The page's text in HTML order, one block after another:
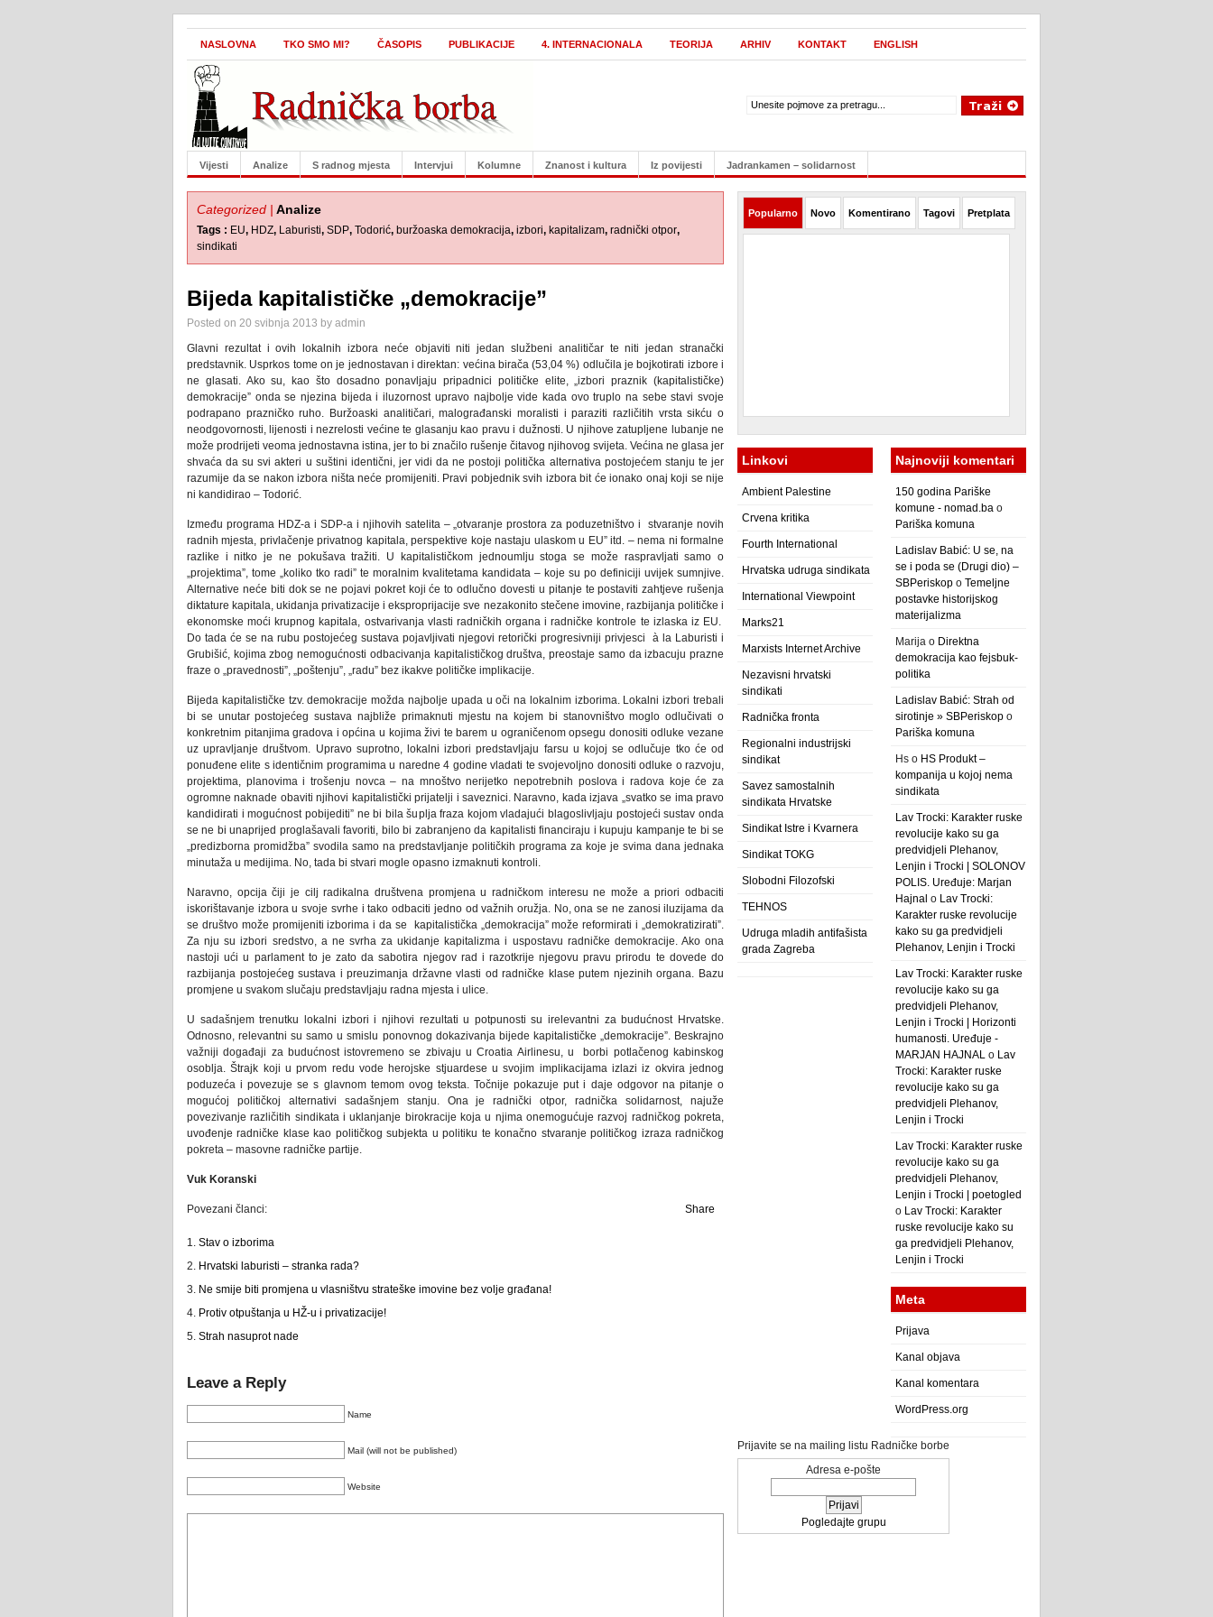
NASLOVNA TKO SMO MI? ČASOPIS PUBLIKACIJE 4. INTERNACIONALA TEORIJA ARHIV KONTAKT ENGLISH
Vijesti Analize S radnog mjesta Intervjui Kolumne Znanost i kultura Iz povijesti Jadrankamen – solidarnost
Categorized | Analize
Tags : EU, HDZ, Laburisti, SDP, Todorić, buržoaska demokracija, izbori, kapitalizam, radnički otpor,
sindikati
Bijeda kapitalističke „demokracije”
Posted on 20 svibnja 2013 by admin
Glavni rezultat i ovih lokalnih izbora neće objaviti niti jedan službeni analitičar te niti jedan stranački
predstavnik. Usprkos tome on je jednostavan i direktan: većina birača (53,04 %) odlučila je bojkotirati izbore i
ne glasati. Ako su, kao što dosadno ponavljaju pripadnici političke elite, „izbori praznik (kapitalističke)
demokracije” onda se njezina bijeda i iluzornost upravo najbolje vide kada ovo truplo na sebe stavi svoje
podrapano prazničko ruho. Buržoaski analitičari, malograđanski moralisti i paraziti različitih vrsta sikću o
neodgovornosti, lijenosti i nezrelosti većine te glasanju kao pravu i dužnosti. U njihove zatupljene lubanje ne
može prodrijeti veoma jednostavna istina, jer to bi značilo rušenje čitavog njihovog svijeta. Većina ne glasa jer
shvaća da su svi akteri u suštini identični, jer vidi da ne postoji politička alternativa postojećem stanju te jer
razumije da se nakon izbora ništa neće promijeniti. Pravi pobjednik svih izbora bit će ionako onaj koji se nije
ni kandidirao – Todorić.
Između programa HDZ-a i SDP-a i njihovih satelita – „otvaranje prostora za poduzetništvo i
stvaranje novih
radnih mjesta, privlačenje privatnog kapitala, perspektive koje nastaju ulaskom u EU” itd. – nema ni formalne
razlike i nitko je ne pokušava tražiti. U kapitalističkom jednoumlju stoga se može raspravljati samo o
„projektima”, tome „koliko tko radi” te moralnim kvalitetama kandidata – koje su po definiciji uvijek sumnjive.
Alternative neće biti dok se ne pojavi pokret koji će to odlučno dovesti u pitanje te postaviti zahtjeve rušenja
diktature kapitala, ukidanja privatizacije i eksproprijacije sve nezakonito stečene imovine, razbijanja političke i
ekonomske moći krupnog kapitala, ostvarivanja vlasti radničkih organa i radničke kontrole te izlaska iz EU.
Do tada će se na rubu postojećeg sustava pojavljivati njegovi retorički progresivniji privjesci
à la Laburisti i
Grubišić, kojima zbog nemogućnosti odbacivanja kapitalističkog društva, preostaje samo da izbacuju prazne
fraze o „pravednosti”, „poštenju”, „radu” bez ikakve političke implikacije.
Bijeda kapitalističke tzv. demokracije možda najbolje upada u oči na lokalnim izborima. Lokalni izbori trebali
bi se unutar postojećeg sustava najbliže primaknuti mjestu na kojem bi stanovništvo moglo odlučivati o
konkretnim pitanjima gradova i općina u kojima živi te barem u ograničenom opsegu donositi odluke vezane
uz upravljanje društvom. Upravo suprotno, lokalni izbori predstavljaju farsu u kojoj se odlučuje tko će od
ponuđene elite s identičnim programima u naredne 4 godine vladati te svojevoljno donositi odluke o razvoju,
projektima, planovima i trošenju novca – na mnoštvo nerijetko nepotrebnih poslova i radova koje će za
ogromne naknade obaviti njihovi kapitalistički prijatelji i saveznici. Naravno, kada izjava „svatko se ima pravo
kandidirati i mogućnost pobijediti” ne bi bila šuplja fraza kojom vladajući blagoslivljaju postojeći sustav onda
se ne bi unaprijed proglašavali favoriti, bilo bi zabranjeno da kapitalisti financiraju i kupuju kampanje te bi se
„predizborna promidžba” svodila samo na predstavljanje političkih programa za koje je svima dana jednaka
minutaža u medijima. No, tada bi stvari mogle opasno izmaknuti kontroli.
Naravno, opcija čiji je cilj radikalna društvena promjena u radničkom interesu ne može a priori odbaciti
iskorištavanje izbora u svoje svrhe i tako odbaciti jedno od važnih oružja. No, ona se ne zanosi iluzijama da
se društvo može promijeniti izborima i da se
kapitalistička „demokracija” može reformirati i „demokratizirati”.
Za nju su izbori sredstvo, a ne svrha za ukidanje kapitalizma i uspostavu radničke demokracije. Ako ona
nastoji ući u parlament to je zato da sabotira njegov rad i razotkrije njegovu pravu prirodu te dovede do
razbijanja postojećeg sustava i preuzimanja državne vlasti od radničke klase putem njezinih organa. Bazu
promjene u svakom slučaju predstavljaju radna mjesta i ulice.
U sadašnjem trenutku lokalni izbori i njihovi rezultati u potpunosti su irelevantni za budućnost Hrvatske.
Odnosno, relevantni su samo u smislu ponovnog dokazivanja bijede kapitalističke „demokracije”. Beskrajno
važniji događaji za budućnost istovremeno se zbivaju u Croatia Airlinesu, u
borbi potlačenog kabinskog
osoblja. Štrajk koji u prvom redu vode herojske stjuardese u svojim implikacijama izlazi iz okvira jednog
poduzeća i povezuje se s glavnom temom ovog teksta. Točnije pokazuje put i daje odgovor na pitanje o
mogućoj političkoj alternativi sadašnjem stanju. Ona je radnički otpor, radnička solidarnost, najuže
povezivanje različitih sindikata i uklanjanje birokracije koja u njima onemogućuje razvoj radničkog pokreta,
uvođenje radničke klase kao političkog subjekta u politiku te konačno stvaranje političkog izraza radničkog
pokreta – masovne radničke partije.
Vuk Koranski
Share
Povezani članci:
Stav o izborima
Hrvatski laburisti – stranka rada?
Ne smije biti promjena u vlasništvu strateške imovine bez volje građana!
Protiv otpuštanja u HŽ-u i privatizacije!
Strah nasuprot nade
Leave a Reply
Name
Mail (will not be published)
Website
Popularno Novo Komentirano Tagovi Pretplata
Linkovi
Ambient Palestine
Crvena kritika
Fourth International
Hrvatska udruga sindikata
International Viewpoint
Marks21
Marxists Internet Archive
Nezavisni hrvatski
sindikati
Radnička fronta
Regionalni industrijski
sindikat
Savez samostalnih
sindikata Hrvatske
Sindikat Istre i Kvarnera
Sindikat TOKG
Slobodni Filozofski
TEHNOS
Udruga mladih antifašista
grada Zagreba
Najnoviji komentari
150 godina Pariške
komune - nomad.ba o
Pariška komuna
Ladislav Babić: U se, na
se i poda se (Drugi dio) –
SBPeriskop o Temeljne
postavke historijskog
materijalizma
Marija o Direktna
demokracija kao fejsbuk-
politika
Ladislav Babić: Strah od
sirotinje » SBPeriskop o
Pariška komuna
Hs o HS Produkt –
kompanija u kojoj nema
sindikata
Lav Trocki: Karakter ruske
revolucije kako su ga
predvidjeli Plehanov,
Lenjin i Trocki | SOLONOV
POLIS. Uređuje: Marjan
Hajnal o Lav Trocki:
Karakter ruske revolucije
kako su ga predvidjeli
Plehanov, Lenjin i Trocki
Lav Trocki: Karakter ruske
revolucije kako su ga
predvidjeli Plehanov,
Lenjin i Trocki | Horizonti
humanosti. Uređuje -
MARJAN HAJNAL o Lav
Trocki: Karakter ruske
revolucije kako su ga
predvidjeli Plehanov,
Lenjin i Trocki
Lav Trocki: Karakter ruske
revolucije kako su ga
predvidjeli Plehanov,
Lenjin i Trocki | poetogled
o Lav Trocki: Karakter
ruske revolucije kako su
ga predvidjeli Plehanov,
Lenjin i Trocki
Meta
Prijava
Kanal objava
Kanal komentara
WordPress.org
Prijavite se na mailing listu Radničke borbe
Adresa e-pošte
Pogledajte grupu